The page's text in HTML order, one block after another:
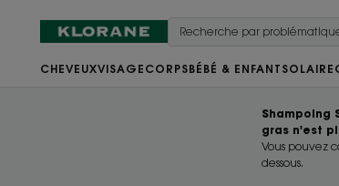
CHEVEUXVISAGE CORPSBÉBÉ & ENFANT SOLAIRE
Shampoing
gras n'est
Vous pouvez
dessous.